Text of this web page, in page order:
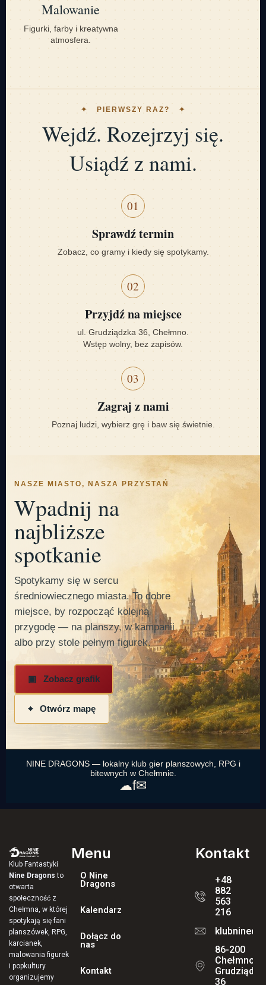
Malowanie
Figurki, farby i kreatywna
atmosfera.
✦ PIERWSZY RAZ? ✦
Wejdź. Rozejrzyj się.
Usiądź z nami.
01
Sprawdź termin
Zobacz, co gramy i kiedy się spotykamy.
02
Przyjdź na miejsce
ul. Grudziądzka 36, Chełmno.
Wstęp wolny, bez zapisów.
03
Zagraj z nami
Poznaj ludzi, wybierz grę i baw się świetnie.
NASZE MIASTO, NASZA PRZYSTAŃ
Wpadnij na
najbliższe
spotkanie
Spotykamy się w sercu
średniowiecznego miasta. To dobre
miejsce, by rozpocząć kolejną
przygodę — na planszy, w kampanii
albo przy stole pełnym figurek.
▣ Zobacz grafik
⌖ Otwórz mapę
NINE DRAGONS — lokalny klub gier planszowych, RPG i
bitewnych w Chełmnie.
☁f✉
Klub Fantastyki
Nine Dragons to
otwarta
społeczność z
Chełmna, w której
spotykają się fani
planszówek, RPG,
karcianek,
malowania figurek
i popkultury
organizujemy
Menu
O Nine
Dragons
Kalendarz
Dołącz do
nas
Kontakt
Kontakt
+48
882
563
216
86-200
Chełmno,
36